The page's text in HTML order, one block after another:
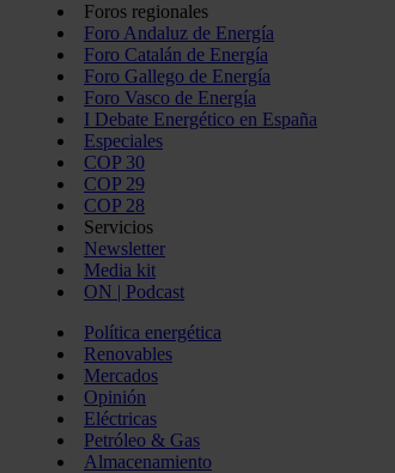
Foros regionales
Foro Andaluz de Energía
Foro Catalán de Energía
Foro Gallego de Energía
Foro Vasco de Energía
I Debate Energético en España
Especiales
COP 30
COP 29
COP 28
Servicios
Newsletter
Media kit
ON | Podcast
Política energética
Renovables
Mercados
Opinión
Eléctricas
Petróleo & Gas
Almacenamiento